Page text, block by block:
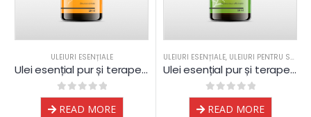
ULEIURI ESENȚIALE
Ulei esențial pur și terapeutic de Morcov
0out of 5
READ MORE
ULEIURI ESENȚIALE, ULEIURI PENTRU SAUNA
Ulei esențial pur și terapeutic de Rozmarin
0out of 5
READ MORE